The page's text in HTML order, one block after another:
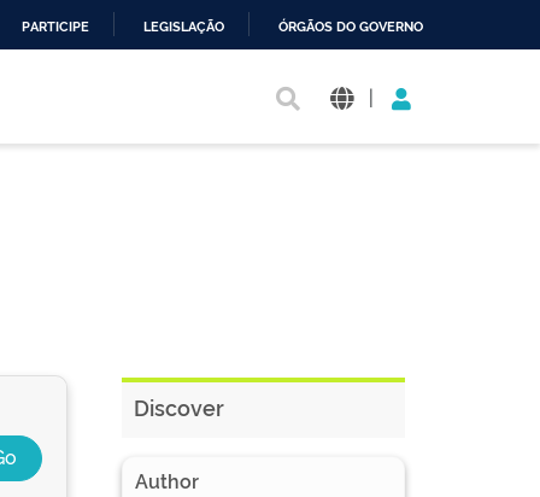
PARTICIPE LEGISLAÇÃO ÓRGÃOS DO GOVERNO
|
Discover
Author